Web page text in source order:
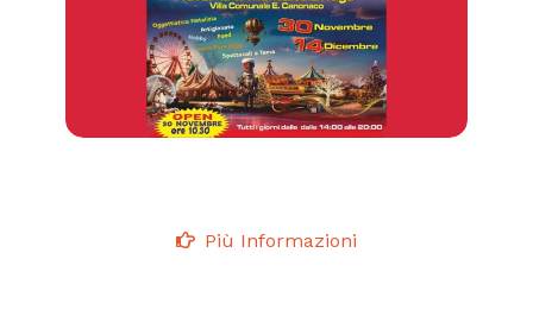
Più Informazioni